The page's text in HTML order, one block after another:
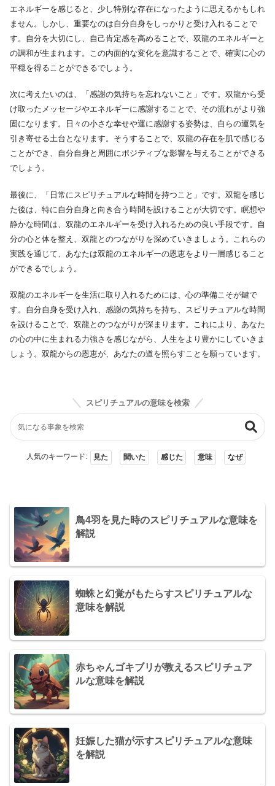
エネルギーを感じると、少し特別な存在になったように思えるかもしれ
ません。しかし、重要なのは自分自身をしっかりと受け入れることで
す。自分を大切にし、自己肯定感を高めることで、双龍のエネルギーと
の調和が生まれます。この内面的な変化を意識することで、確実に心の
平穏を得ることができるでしょう。
次に考えたいのは、「感謝の気持ちを忘れないこと」です。双龍から受
け取ったメッセージやエネルギーに感謝することで、その流れがより強
固になります。日々の小さな幸せや運に感謝する姿勢は、自らの運気を
引き寄せる土台となります。そうすることで、双龍の存在を肌で感じる
ことができ、自分自身と周囲にポジティブな影響を与えることができる
でしょう。
最後に、「日常にスピリチュアルな時間を持つこと」です。双龍を感じ
た後は、特に自分自身と向き合う時間を設けることが大切です。瞑想や
静かな時間は、双龍のエネルギーを受け入れるための良い手段です。自
分の心と体を整え、双龍とのつながりを深めていきましょう。これらの
実践を通じて、あなたは双龍のエネルギーの恩恵をより一層感じること
ができるでしょう。
双龍のエネルギーを生活に取り入れるためには、心の準備こそが鍵で
す。自分自身を受け入れ、感謝の気持ちを持ち、スピリチュアルな時間
を設けることで、双龍とのつながりが深まります。これにより、あなた
の心の中に生まれる力強さを感じながら、人生をより豊かにしていきま
しょう。双龍からの恩恵が、あなたの道を照らすことを願っています。
スピリチュアルの意味を検索
人気のキーワード: 見た 聞いた 感じた 意味 なぜ
鳥4羽を見た時のスピリチュアルな意味を
解説
蜘蛛と幻覚がもたらすスピリチュアルな
意味を解説
赤ちゃんゴキブリが教えるスピリチュア
ルな意味を解説
妊娠した猫が示すスピリチュアルな意味
を解説